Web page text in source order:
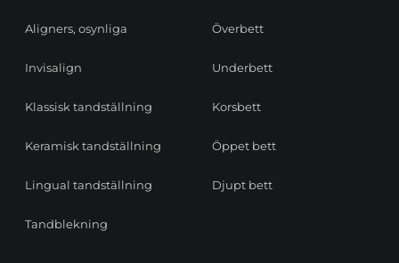
Aligners, osynliga
Invisalign
Klassisk tandställning
Keramisk tandställning
Lingual tandställning
Tandblekning
Överbett
Underbett
Korsbett
Öppet bett
Djupt bett